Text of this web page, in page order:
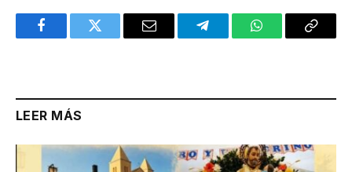
FacebookTwitter Email TelegramWhatsAppCopy
LEER MÁS